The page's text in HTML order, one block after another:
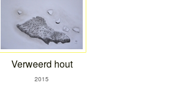
Verweerd hout
2015